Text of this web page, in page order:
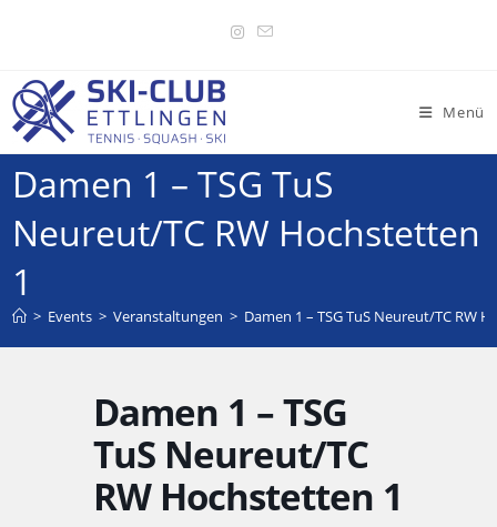
Menü
Damen 1 – TSG TuS
Neureut/TC RW Hochstetten
1
> Events > Veranstaltungen > Damen 1 – TSG TuS Neureut/TC RW
Damen 1 – TSG
TuS Neureut/TC
RW Hochstetten 1